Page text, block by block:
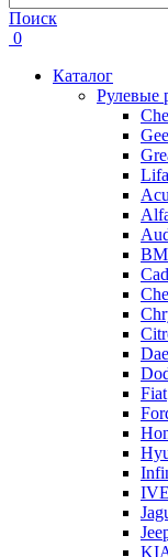
Поиск
0
Каталог
Рулевые
Fiat